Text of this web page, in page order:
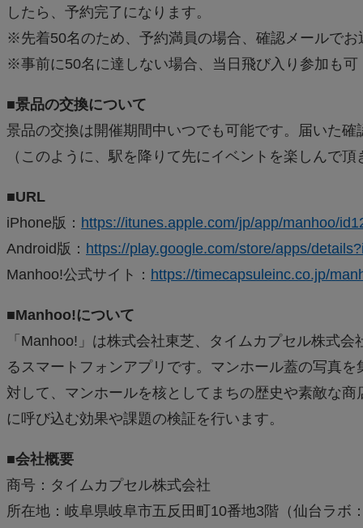
したら、予約完了になります。
※先着50名のため、予約満員の場合、確認メールでお
※事前に50名に達しない場合、当日飛び入り参加も可
■景品の交換について
景品の交換は開催期間中いつでも可能です。届いた
（このように、駅を降りて先にイベントを楽しんで
■URL
iPhone版： https://itunes.apple.com/jp/app/manhoo/
Android版： https://play.google.com/store/apps/
Manhoo!公式サイト： https://timecapsuleinc.co.jp/
■Manhoo!について
「Manhoo!」は株式会社東芝、タイムカプセル株式
るスマートフォンアプリです。マンホール蓋の写真
対して、マンホールを核としてまちの歴史や素敵な
に呼び込む効果や課題の検証を行います。
■会社概要
商号：タイムカプセル株式会社
所在地：岐阜県岐阜市五反田町10番地3階（仙台ラボ